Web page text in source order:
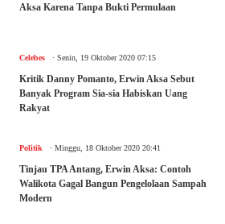
Aksa Karena Tanpa Bukti Permulaan
Celebes Senin, 19 Oktober 2020 07:15
Kritik Danny Pomanto, Erwin Aksa Sebut
Banyak Program Sia-sia Habiskan Uang
Rakyat
Politik Minggu, 18 Oktober 2020 20:41
Tinjau TPA Antang, Erwin Aksa: Contoh
Walikota Gagal Bangun Pengelolaan Sampah
Modern